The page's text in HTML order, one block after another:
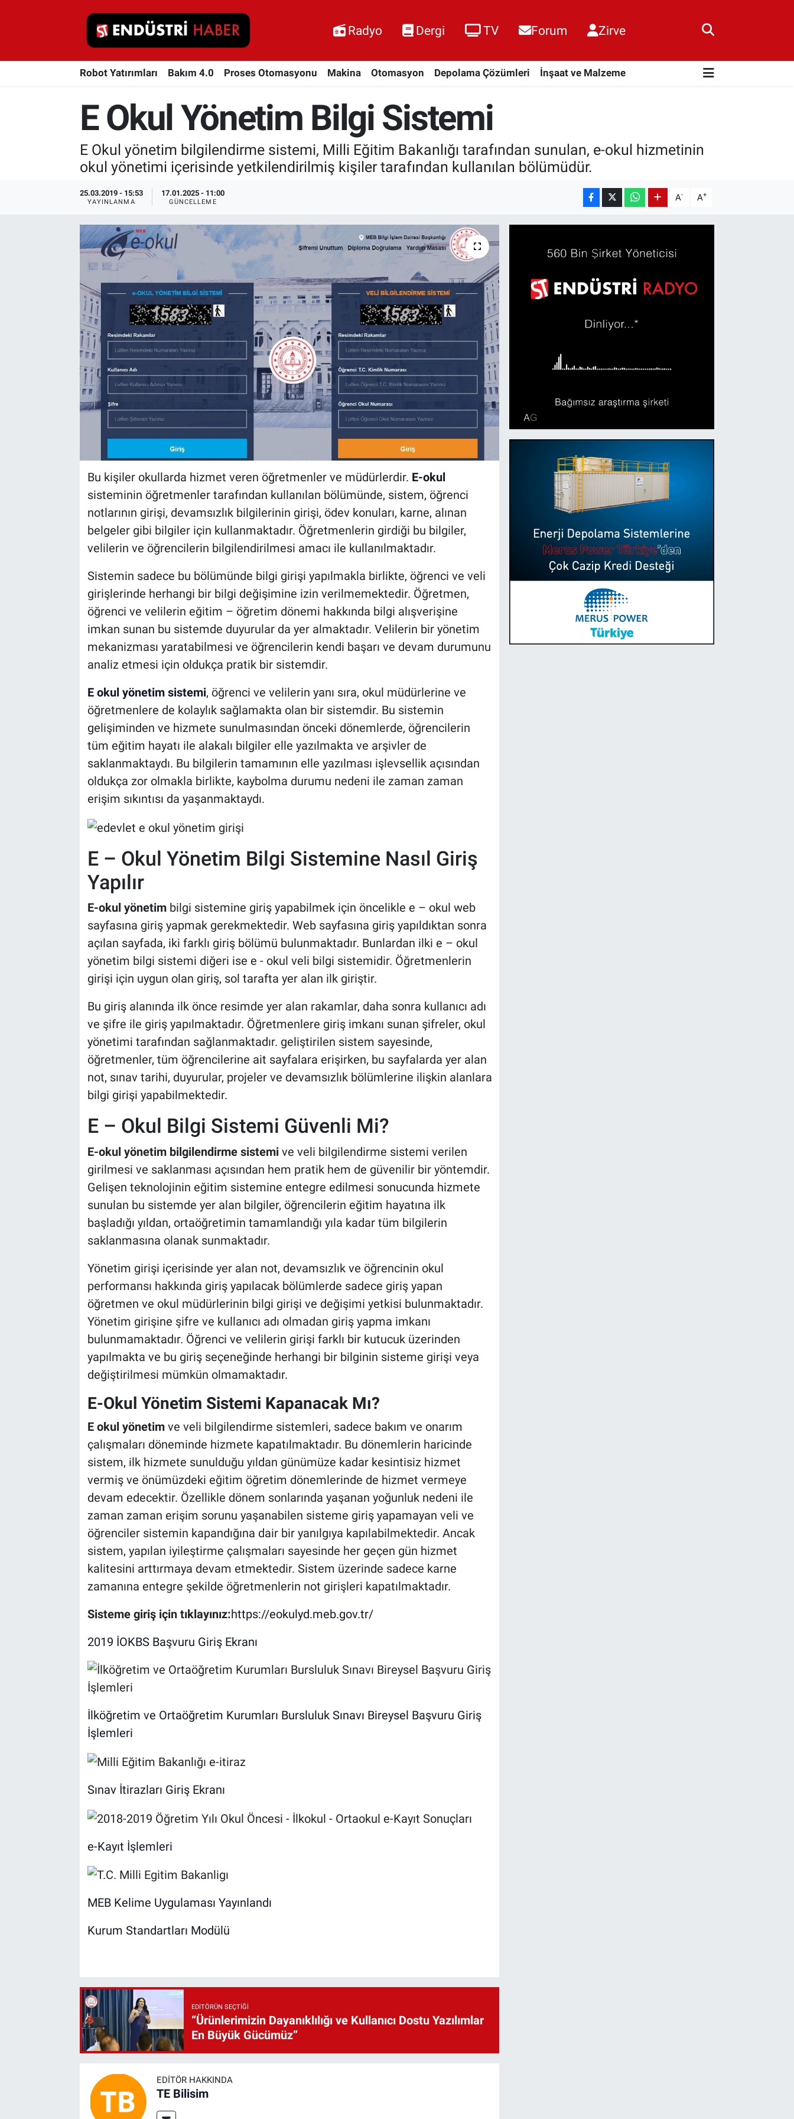
Radyo Dergi TV Forum Zirve
Robot Yatırımları Bakım 4.0 Proses Otomasyonu Makina Otomasyon Depolama Çözümleri İnşaat ve Malzeme
E Okul Yönetim Bilgi Sistemi
E Okul yönetim bilgilendirme sistemi, Milli Eğitim Bakanlığı tarafından sunulan, e-okul hizmetinin
okul yönetimi içerisinde yetkilendirilmiş kişiler tarafından kullanılan bölümüdür.
25.03.2019 - 15:53
YAYINLANMA
17.01.2025 - 11:00
GÜNCELLEME A- A+
Bu kişiler okullarda hizmet veren öğretmenler ve müdürlerdir. E-okul
sisteminin öğretmenler tarafından kullanılan bölümünde, sistem, öğrenci
notlarının girişi, devamsızlık bilgilerinin girişi, ödev konuları, karne, alınan
belgeler gibi bilgiler için kullanmaktadır. Öğretmenlerin girdiği bu bilgiler,
velilerin ve öğrencilerin bilgilendirilmesi amacı ile kullanılmaktadır.
Sistemin sadece bu bölümünde bilgi girişi yapılmakla birlikte, öğrenci ve veli
girişlerinde herhangi bir bilgi değişimine izin verilmemektedir. Öğretmen,
öğrenci ve velilerin eğitim – öğretim dönemi hakkında bilgi alışverişine
imkan sunan bu sistemde duyurular da yer almaktadır. Velilerin bir yönetim
mekanizması yaratabilmesi ve öğrencilerin kendi başarı ve devam durumunu
analiz etmesi için oldukça pratik bir sistemdir.
E okul yönetim sistemi, öğrenci ve velilerin yanı sıra, okul müdürlerine ve
öğretmenlere de kolaylık sağlamakta olan bir sistemdir. Bu sistemin
gelişiminden ve hizmete sunulmasından önceki dönemlerde, öğrencilerin
tüm eğitim hayatı ile alakalı bilgiler elle yazılmakta ve arşivler de
saklanmaktaydı. Bu bilgilerin tamamının elle yazılması işlevsellik açısından
oldukça zor olmakla birlikte, kaybolma durumu nedeni ile zaman zaman
erişim sıkıntısı da yaşanmaktaydı.
E – Okul Yönetim Bilgi Sistemine Nasıl Giriş
Yapılır
E-okul yönetimbilgi sistemine giriş yapabilmek için öncelikle e – okul web
sayfasına giriş yapmak gerekmektedir. Web sayfasına giriş yapıldıktan sonra
açılan sayfada, iki farklı giriş bölümü bulunmaktadır. Bunlardan ilki e – okul
yönetim bilgi sistemi diğeri ise e - okul veli bilgi sistemidir. Öğretmenlerin
girişi için uygun olan giriş, sol tarafta yer alan ilk giriştir.
Bu giriş alanında ilk önce resimde yer alan rakamlar, daha sonra kullanıcı adı
ve şifre ile giriş yapılmaktadır. Öğretmenlere giriş imkanı sunan şifreler, okul
yönetimi tarafından sağlanmaktadır. geliştirilen sistem sayesinde,
öğretmenler, tüm öğrencilerine ait sayfalara erişirken, bu sayfalarda yer alan
not, sınav tarihi, duyurular, projeler ve devamsızlık bölümlerine ilişkin alanlara
bilgi girişi yapabilmektedir.
E – Okul Bilgi Sistemi Güvenli Mi?
E-okul yönetim bilgilendirme sistemive veli bilgilendirme sistemi verilen
girilmesi ve saklanması açısından hem pratik hem de güvenilir bir yöntemdir.
Gelişen teknolojinin eğitim sistemine entegre edilmesi sonucunda hizmete
sunulan bu sistemde yer alan bilgiler, öğrencilerin eğitim hayatına ilk
başladığı yıldan, ortaöğretimin tamamlandığı yıla kadar tüm bilgilerin
saklanmasına olanak sunmaktadır.
Yönetim girişi içerisinde yer alan not, devamsızlık ve öğrencinin okul
performansı hakkında giriş yapılacak bölümlerde sadece giriş yapan
öğretmen ve okul müdürlerinin bilgi girişi ve değişimi yetkisi bulunmaktadır.
Yönetim girişine şifre ve kullanıcı adı olmadan giriş yapma imkanı
bulunmamaktadır. Öğrenci ve velilerin girişi farklı bir kutucuk üzerinden
yapılmakta ve bu giriş seçeneğinde herhangi bir bilginin sisteme girişi veya
değiştirilmesi mümkün olmamaktadır.
E-Okul Yönetim Sistemi Kapanacak Mı?
E okul yönetimve veli bilgilendirme sistemleri, sadece bakım ve onarım
çalışmaları döneminde hizmete kapatılmaktadır. Bu dönemlerin haricinde
sistem, ilk hizmete sunulduğu yıldan günümüze kadar kesintisiz hizmet
vermiş ve önümüzdeki eğitim öğretim dönemlerinde de hizmet vermeye
devam edecektir. Özellikle dönem sonlarında yaşanan yoğunluk nedeni ile
zaman zaman erişim sorunu yaşanabilen sisteme giriş yapamayan veli ve
öğrenciler sistemin kapandığına dair bir yanılgıya kapılabilmektedir. Ancak
sistem, yapılan iyileştirme çalışmaları sayesinde her geçen gün hizmet
kalitesini arttırmaya devam etmektedir. Sistem üzerinde sadece karne
zamanına entegre şekilde öğretmenlerin not girişleri kapatılmaktadır.
Sisteme giriş için tıklayınız:https://eokulyd.meb.gov.tr/
2019 İOKBS Başvuru Giriş Ekranı
İlköğretim ve Ortaöğretim Kurumları Bursluluk Sınavı Bireysel Başvuru Giriş
İşlemleri
Sınav İtirazları Giriş Ekranı
e-Kayıt İşlemleri
MEB Kelime Uygulaması Yayınlandı
Kurum Standartları Modülü
EDITÖRÜN SEÇTIĞI
“Ürünlerimizin Dayanıklılığı ve Kullanıcı Dostu Yazılımlar
En Büyük Gücümüz”
EDITÖR HAKKINDA
TE Bilisim
Robot Yatırımları
Proses Otomasyonu
Otomasyon
Depolama Çözümleri
İnşaat ve Malzeme
HaberOrtak
EndüstriST
Enerjisini Üreten Fabrikalar
Endüstri 4.0 Uygulamaları
Ağır Sanayi Çözümleri